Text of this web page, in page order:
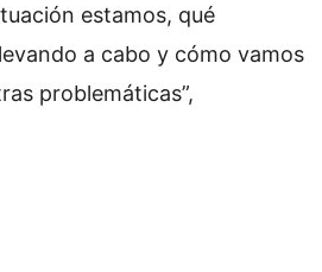
estamos, qué
a cabo y cómo vamos
problemáticas”,